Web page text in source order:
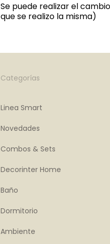
Se puede realizar el
que se realizo la misma)
Categorías
Linea Smart
Novedades
Combos & Sets
Decorinter Home
Baño
Dormitorio
Ambiente